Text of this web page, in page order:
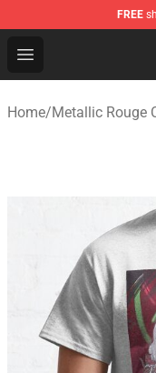
FREE
Open menu
Metallic Rouge
Home/Metallic Rouge